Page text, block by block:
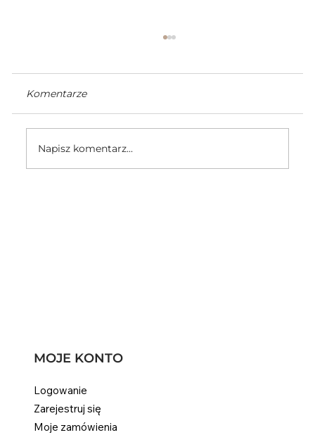
Komentarze
Napisz komentarz...
MOJE KONTO
Logowanie
Zarejestruj się
Moje zamówienia